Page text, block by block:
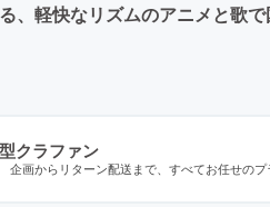
軽快なリズムのアニメと歌
クラファン
企画からリターン配送まで、すべてお任せのプ